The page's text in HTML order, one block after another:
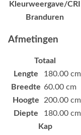
Kleurweergave/CRI
Branduren
Afmetingen
Totaal
Lengte
180.00 cm
Breedte 60.00 cm
Hoogte
200.00 cm
Diepte
180.00 cm
Kap